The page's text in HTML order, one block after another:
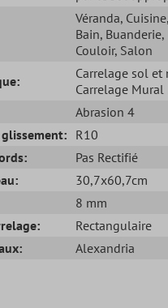
Véranda, Cuisine
Bain, Buanderie,
Couloir, Salon
Carrelage sol et
Carrelage Mural
Abrasion 4
glissement: R10
Pas Rectifié
30,7x60,7cm
8 mm
Rectangulaire
Alexandria